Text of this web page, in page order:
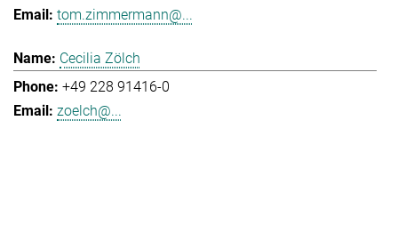
tom.zimmermann@...
Cecilia Zölch
+49 228 91416-0
zoelch@...